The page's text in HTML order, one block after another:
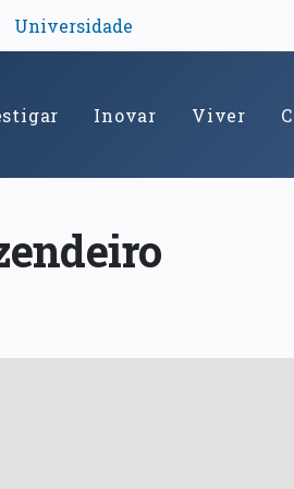
Universidade
Inovar Viver